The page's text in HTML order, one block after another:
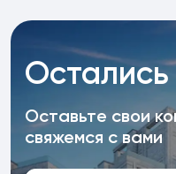
Оставьте свои
свяжемся с вами